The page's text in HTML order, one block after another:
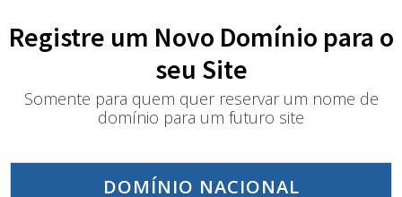
Registre um Novo Domínio para o
seu Site
Somente para quem quer reservar um nome de
domínio para um futuro site
DOMÍNIO NACIONAL